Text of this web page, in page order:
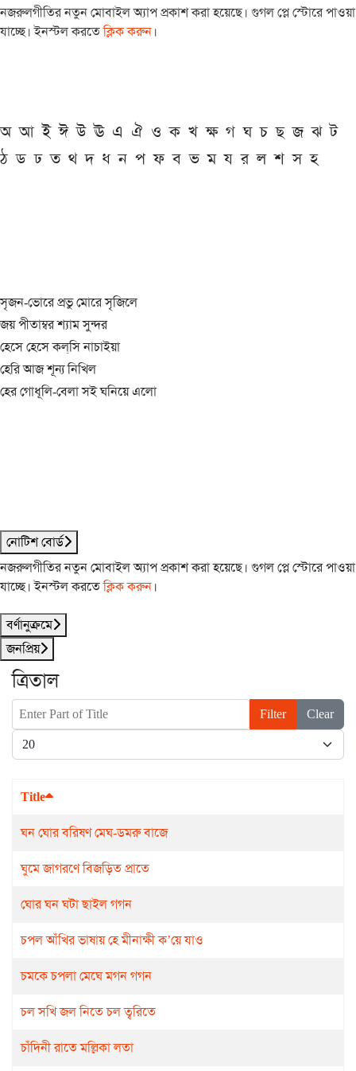
নজরুলগীতির নতুন মোবাইল অ্যাপ প্রকাশ করা হয়েছে। গুগল প্লে স্টোরে পাওয়া
যাচ্ছে। ইনস্টল করতেক্লিক করুন।
অ আ ই ঈ উ ঊ এ ঐ ও ক খ ক্ষ গ ঘ চ ছ জ ঝ ট
ঠ ড ঢ ত থ দ ধ ন প ফ ব ভ ম য র ল শ স হ
সৃজন-ভোরে প্রভু মোরে সৃজিলে
জয় পীতাম্বর শ্যাম সুন্দর
হেসে হেসে কল্‌সি নাচাইয়া
হেরি আজ শূন্য নিখিল
হের গোধূলি-বেলা সই ঘনিয়ে এলো
নোটিশ বোর্ড
নজরুলগীতির নতুন মোবাইল অ্যাপ প্রকাশ করা হয়েছে। গুগল প্লে স্টোরে পাওয়া
যাচ্ছে। ইনস্টল করতেক্লিক করুন।
বর্ণানুক্রমে
জনপ্রিয়
ত্রিতাল
Enter Part of Title Filter
Clear
Display #
Title
ঘন ঘোর বরিষণ মেঘ-ডমরু বাজে
ঘুমে জাগরণে বিজড়িত প্রাতে
ঘোর ঘন ঘটা ছাইল গগন
চপল আঁখির ভাষায় হে মীনাক্ষী ক’য়ে যাও
চমকে চপলা মেঘে মগন গগন
চল সখি জল নিতে চল ত্বরিতে
চাঁদিনী রাতে মল্লিকা লতা